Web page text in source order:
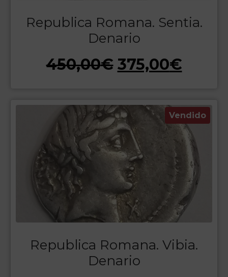
Republica Romana. Sentia.
Denario
450,00€ 375,00€
Vendido
Republica Romana. Vibia.
Denario